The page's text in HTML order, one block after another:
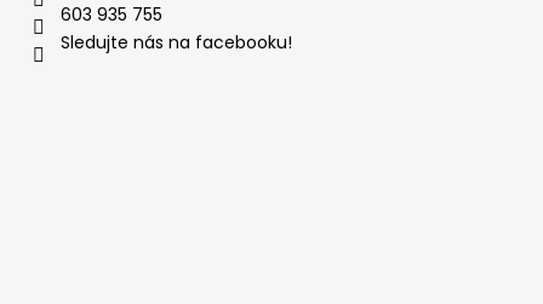
603 935 755
Sledujte nás na facebooku!